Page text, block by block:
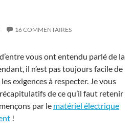
16 COMMENTAIRES
vous ont entendu parlé de la
il n’est pas toujours facile de
exigences à respecter. Je vous
de ce qu’il faut retenir
par le matériel électrique
!